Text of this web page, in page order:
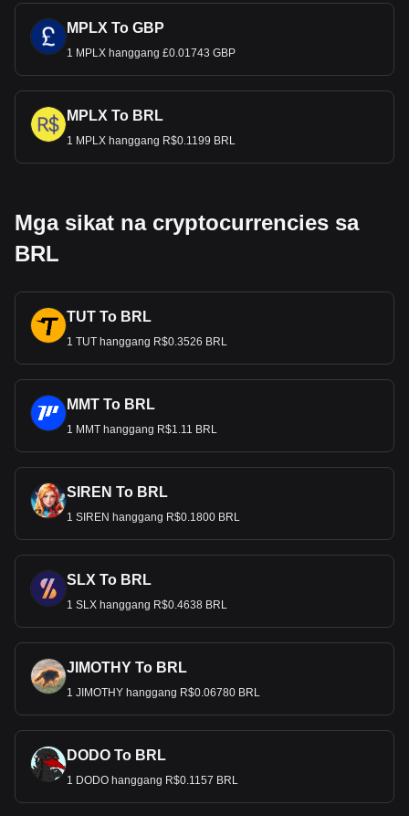
MPLX To GBP
1 MPLX hanggang £0.01743 GBP
MPLX To BRL
1 MPLX hanggang R$0.1199 BRL
Mga sikat na cryptocurrencies sa
BRL
TUT To BRL
1 TUT hanggang R$0.3526 BRL
MMT To BRL
1 MMT hanggang R$1.11 BRL
SIREN To BRL
1 SIREN hanggang R$0.1800 BRL
SLX To BRL
1 SLX hanggang R$0.4638 BRL
JIMOTHY To BRL
1 JIMOTHY hanggang R$0.06780 BRL
DODO To BRL
1 DODO hanggang R$0.1157 BRL